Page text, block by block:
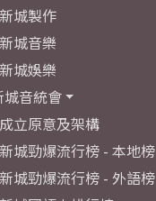
新城製作
新城音樂
新城娛樂
城音統會
成立原意及架構
新城勁爆流行榜 - 本地榜
新城勁爆流行榜 - 外語榜